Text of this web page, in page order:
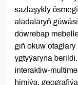
sazlaşykly
aladalaryň
döwrebap
giň okuw
ygtyýaryna
interaktiw-
himiýa,